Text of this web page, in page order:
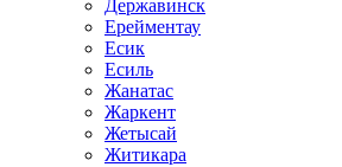
Державинск
Ерейментау
Есик
Есиль
Жанатас
Жаркент
Жетысай
Житикара